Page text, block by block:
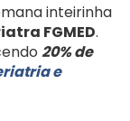
inteirinha
FGMED.
20% de
e